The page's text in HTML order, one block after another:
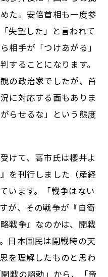
た。安倍首相も一度参
失望した」と言われて
相手が「つけあがる」
することになります。
の政治家でしたが、首
に対応する面もありま
らせるな」という態度
けて、高市氏は櫻井よ
を刊行しました（産経
います。「戦争はない
が、その戦争が『自衛
戦争』なのかは、開戦
日本国民は開戦時の天
を理解したものと思わ
戦の詔勅」から、「帝